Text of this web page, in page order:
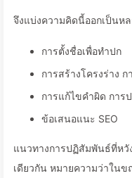
จึงแบ่งความคิดนี้ออกเป็นห
การตั้งชื่อเพื่อทำปก
การสร้างโครงร่าง ก
การแก้ไขคำผิด การ
ข้อเสนอแนะ SEO
แนวทางการปฏิสัมพันธ์ที่หวั
เดียวกัน หมายความว่าใน